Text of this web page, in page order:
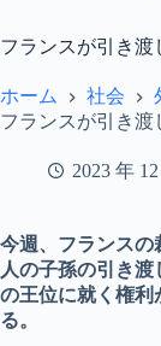
フランスが引き渡
ホーム 社会
フランスが引き渡
2023 年
今週、フランスの
人の子孫の引き
の王位に就く権利
る。